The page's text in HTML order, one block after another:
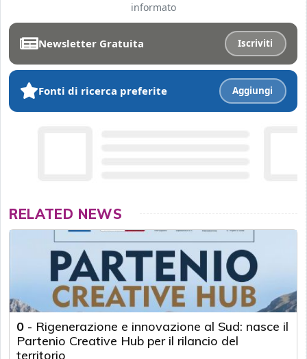
informato
Newsletter Gratuita Iscriviti
Fonti di ricerca preferite Aggiungi
RELATED NEWS
0 - Rigenerazione e innovazione al Sud: nasce il
Partenio Creative Hub per il rilancio del
territorio